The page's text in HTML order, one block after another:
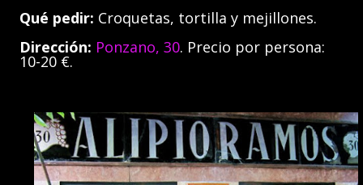
Qué pedir: Croquetas, tortilla y mejillones.
Dirección: Ponzano, 30. Precio por persona:
10-20 €.